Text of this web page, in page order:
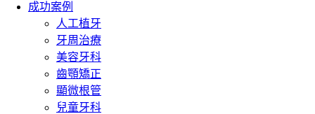
成功案例
人工植牙
牙周治療
美容牙科
齒顎矯正
顯微根管
兒童牙科